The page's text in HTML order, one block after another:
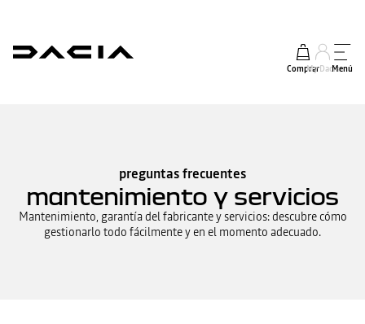
ComprarMy DaciaMenú
preguntas frecuentes
mantenimiento y servicios
Mantenimiento, garantía del fabricante y servicios: descubre cómo
gestionarlo todo fácilmente y en el momento adecuado.